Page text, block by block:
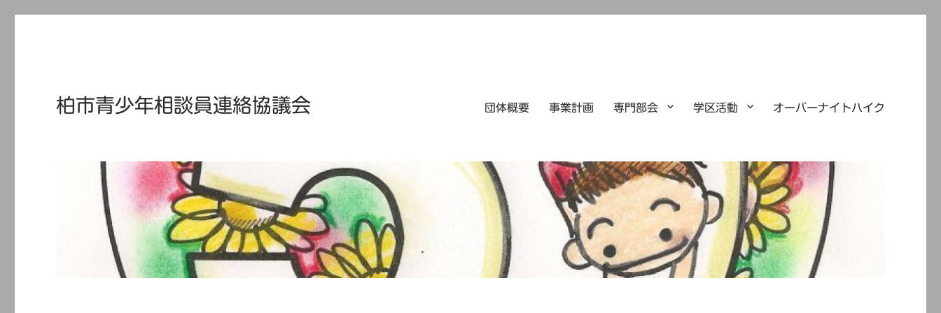
柏市青少年相談員連絡協議会 団体概要 事業計画 専門部会 学区活動 オーバーナイトハイク